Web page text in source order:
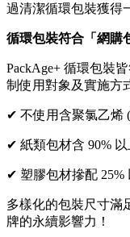
過清潔循環包裝獲得
循環包裝符合「網購
PackAge+ 循環包裝
制使用對象及實施方
✔ 不使用含聚氯乙烯
✔ 紙類包材含 90%
✔ 塑膠包材摻配 25%
多樣化的包裝尺寸滿
牌的永續影響力！